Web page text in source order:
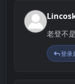
L
老登不
登录